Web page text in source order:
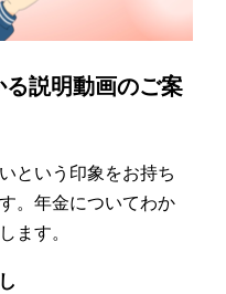
説明動画のご案
という印象をお持ち
。年金についてわか
ます。